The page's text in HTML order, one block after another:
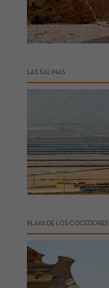
LAS SALINAS
PLAYA DE LOS COCEDORES